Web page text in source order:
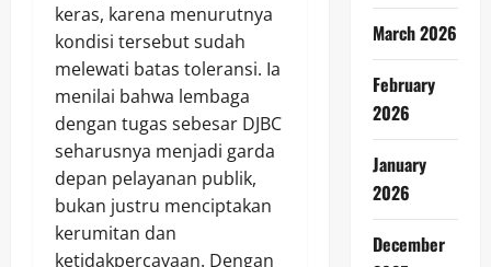
keras, karena menurutnya
kondisi tersebut sudah
melewati batas toleransi. Ia
menilai bahwa lembaga
dengan tugas sebesar DJBC
seharusnya menjadi garda
depan pelayanan publik,
bukan justru menciptakan
kerumitan dan
ketidakpercayaan. Dengan
March 2026
February
2026
January
2026
December